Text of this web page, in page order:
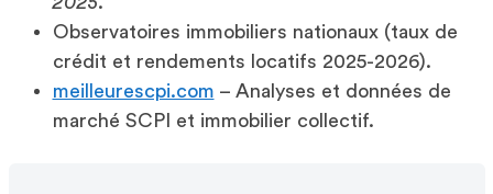
Observatoires immobiliers nationaux (taux de
crédit et rendements locatifs 2025-2026).
meilleurescpi.com – Analyses et données de
marché SCPI et immobilier collectif.